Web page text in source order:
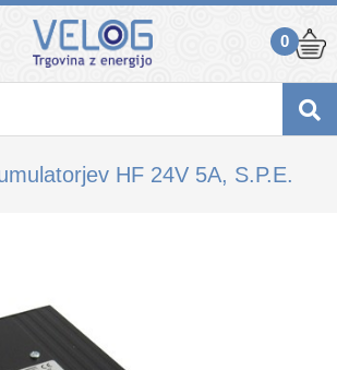
0
HF 24V 5A, S.P.E.